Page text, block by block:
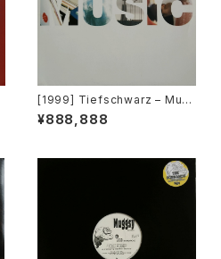
[1999] Tiefschwarz – Musi
c (Part 2) [Benztown Recor
ds]
¥888,888